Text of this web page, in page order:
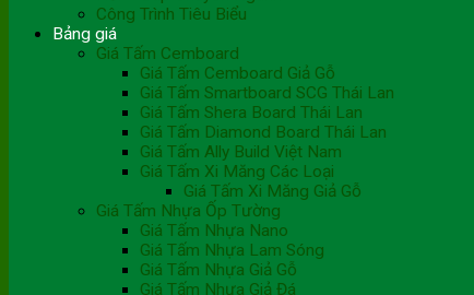
Công Trình Tiêu Biểu
Bảng giá
Giá Tấm Cemboard
Giá Tấm Cemboard Giả Gỗ
Giá Tấm Smartboard SCG Thái Lan
Giá Tấm Shera Board Thái Lan
Giá Tấm Diamond Board Thái Lan
Giá Tấm Ally Build Việt Nam
Giá Tấm Xi Măng Các Loại
Giá Tấm Xi Măng Giả Gỗ
Giá Tấm Nhựa Ốp Tường
Giá Tấm Nhựa Nano
Giá Tấm Nhựa Lam Sóng
Giá Tấm Nhựa Giả Gỗ
Giá Tấm Nhựa Giả Đá